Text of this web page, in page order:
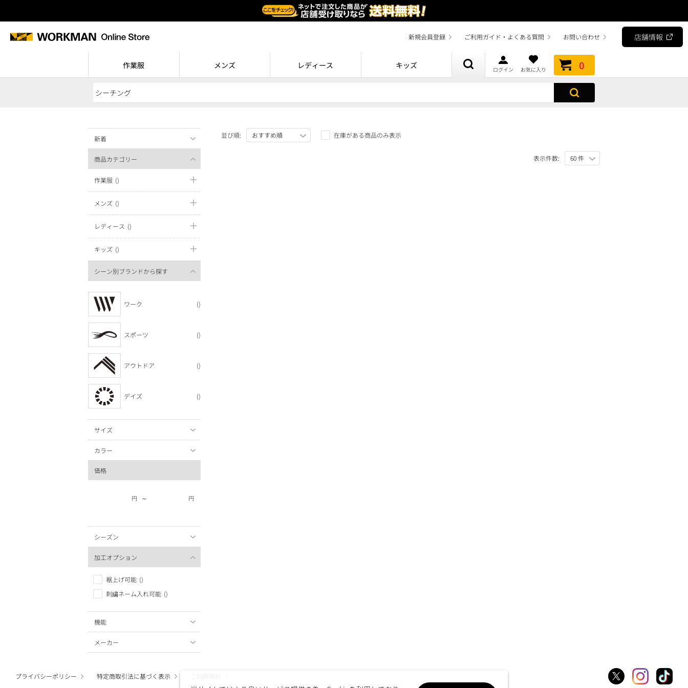
新規会員登録 ご利用ガイド・よくある質問 お問い合わせ 店舗情報
作業服 メンズ レディース キッズ ログイン お気に入り 0
新着
商品カテゴリー
作業服 ()
メンズ ()
レディース ()
キッズ ()
シーン別ブランドから探す
ワーク ()
スポーツ ()
アウトドア ()
デイズ ()
サイズ
カラー
価格
円 ～ 円
シーズン
加工オプション
裾上げ可能 ()
刺繍ネーム入れ可能 ()
機能
メーカー
並び順: 在庫がある商品のみ表示
表示件数:
プライバシーポリシー 特定商取引法に基づく表示 ご利用規約